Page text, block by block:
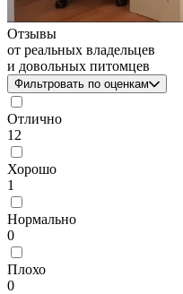
Отзывы
от реальных владельцев
и довольных питомцев
Фильтровать по оценкам
Отлично
12
Хорошо
1
Нормально
0
Плохо
0